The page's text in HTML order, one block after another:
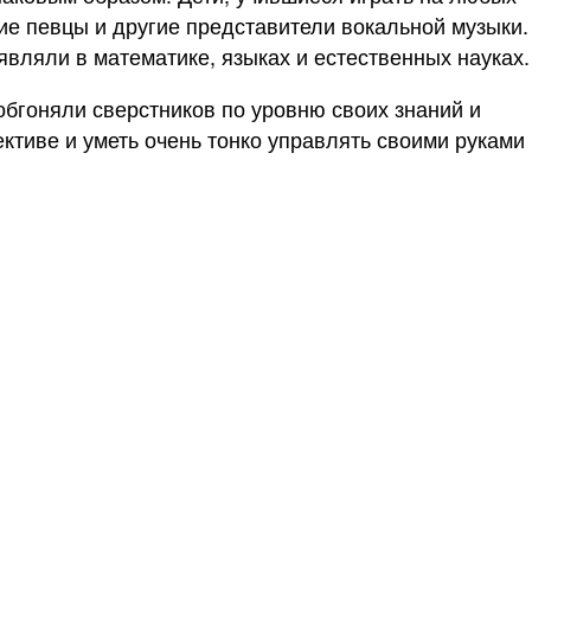
певцы и другие представители вокальной музыки.
в математике, языках и естественных науках.
сверстников по уровню своих знаний и
и уметь очень тонко управлять своими руками